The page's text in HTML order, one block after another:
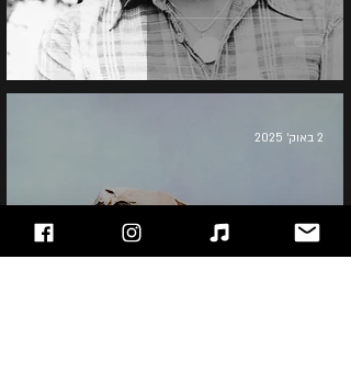
2 באוק׳ 2025